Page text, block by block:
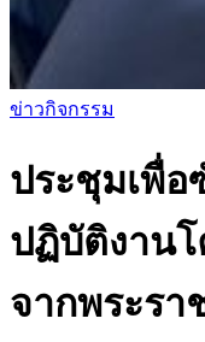
ข่าวกิจกรรม
ประชุมเพื่
ปฏิบัติงานโ
จากพระรา